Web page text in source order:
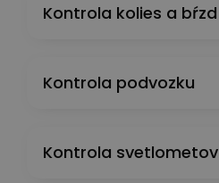
Kontrola kolies a bŕzd
Kontrola podvozku
Kontrola svetlometov